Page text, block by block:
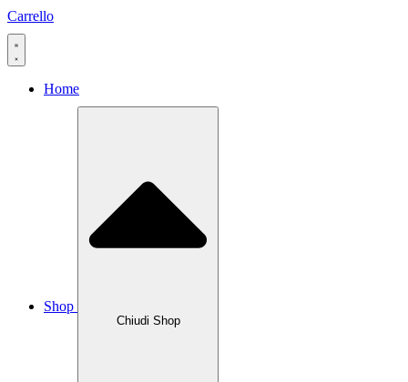
Carrello
Home
Shop
Chiudi Shop